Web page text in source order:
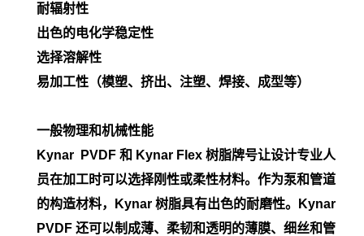
耐辐射性
出色的电化学稳定性
选择溶解性
易加工性（模塑、挤出、注塑、焊接、成型等）
一般物理和机械性能
Kynar PVDF 和 Kynar Flex 树脂牌号让设计专业人
员在加工时可以选择刚性或柔性材料。作为泵和管道
的构造材料，Kynar 树脂具有出色的耐磨性。Kynar
PVDF 还可以制成薄、柔韧和透明的薄膜、细丝和管